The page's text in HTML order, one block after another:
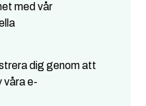
med vår
dig genom att
våra e-